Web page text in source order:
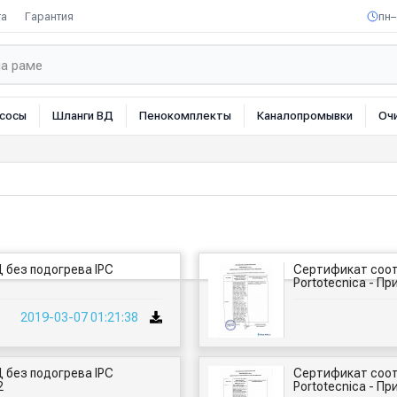
Гарантия
Шланги ВД Пенокомплекты Каналопромывки
подогрева IPC
2019-03-07 01:21:38
Сертификат
Portotecnica -
подогрева IPC
Сертификат
Portotecnica -